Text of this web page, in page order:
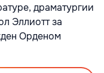
драматургии
Эллиотт за
Орденом